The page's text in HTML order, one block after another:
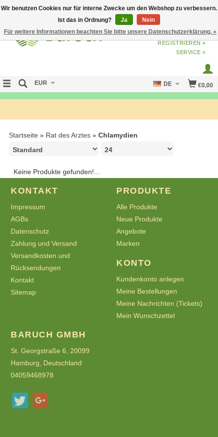
ANMELDENODERJETZT
REGISTRIEREN »
SERVICE »
€0,00
EUR DE
Startseite » Rat des Arztes » Chlamydien
Keine Produkte gefunden!...
KONTAKT
Impressum
AGBs
Datenschutz
Zahlung und Versand
Versandkosten und
Rücksendungen
Kontakt
Sitemap
PRODUKTE
Alle Produkte
Neue Produkte
Angebote
Marken
KONTO
Kundenkonto anlegen
Meine Bestellungen
Meine Nachrichten (Tickets)
Mein Wunschzettel
BARUCH GMBH
St. Georgstraße 6, 20099
Hamburg, Deutschland
04059468978
Wir benutzen Cookies nur für interne Zwecke um den Webshop zu verbessern.
Ist das in Ordnung?
Ja
Nein
Für weitere Informationen beachten Sie bitte unsere Datenschutzerklärung. »